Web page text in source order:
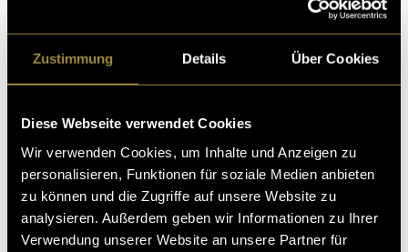
Zustimmung Details Über Cookies
Diese Webseite verwendet Cookies
Wir verwenden Cookies, um Inhalte und Anzeigen zu
personalisieren, Funktionen für soziale Medien anbieten
zu können und die Zugriffe auf unsere Website zu
analysieren. Außerdem geben wir Informationen zu Ihrer
Verwendung unserer Website an unsere Partner für